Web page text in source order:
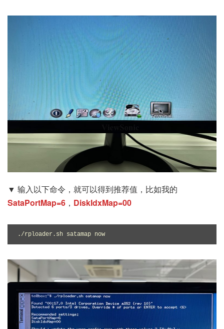
▼ 输入以下命令，就可以得到推荐值，比如我的
SataPortMap=6 ， DiskIdxMap=00
./rploader.sh satamap now